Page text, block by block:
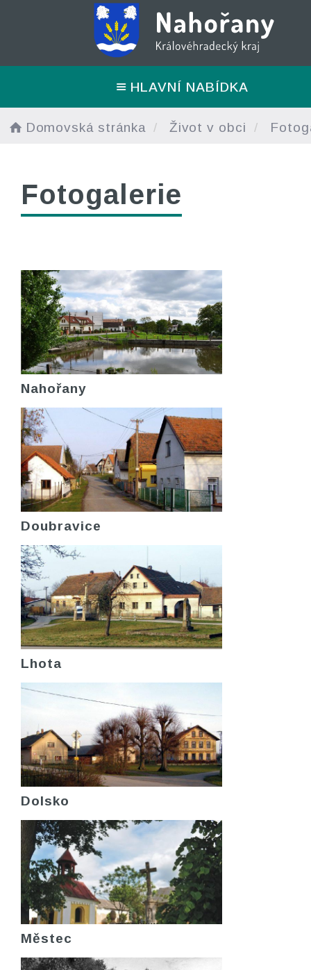
HLAVNÍ NABÍDKA
Domovská stránka Život v obci
Fotogalerie
Nahořany
Doubravice
Lhota
Dolsko
Městec